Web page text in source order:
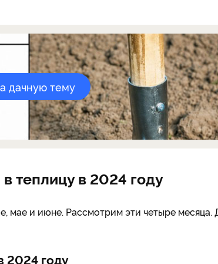
дачную тему
теплицу в 2024 году
мае и июне. Рассмотрим эти четыре месяца.
2024 году